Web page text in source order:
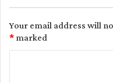
Your email address will
marked
*